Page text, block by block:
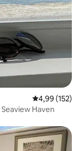
Évaluation
4,99 (152)
Haven